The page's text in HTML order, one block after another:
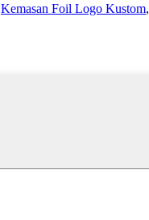
Kemasan Foil Logo Kustom,